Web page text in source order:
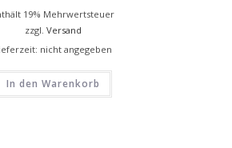
19% Mehrwertsteuer
zzgl. Versand
nicht angegeben
In den Warenkorb